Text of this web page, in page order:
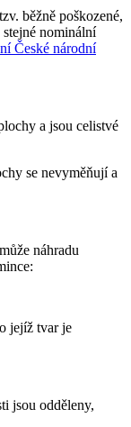
běžně poškozené,
nominální
České národní
a jsou celistvé
se nevyměňují a
náhradu
jejíž tvar je
jsou odděleny,